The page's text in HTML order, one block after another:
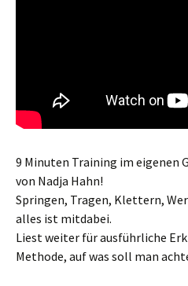
9 Minuten Training im eigenen
von Nadja Hahn!
Springen, Tragen, Klettern,
alles ist mitdabei.
Liest weiter für ausführliche
Methode, auf was soll man